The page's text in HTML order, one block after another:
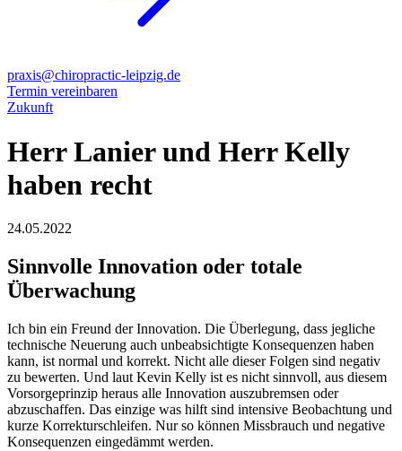
praxis@chiropractic-leipzig.de
Termin vereinbaren
Zukunft
Herr Lanier und Herr Kelly
haben recht
24.05.2022
Sinnvolle Innovation oder totale
Überwachung
Ich bin ein Freund der Innovation. Die Überlegung, dass jegliche
technische Neuerung auch unbeabsichtigte Konsequenzen haben
kann, ist normal und korrekt. Nicht alle dieser Folgen sind negativ
zu bewerten. Und laut Kevin Kelly ist es nicht sinnvoll, aus diesem
Vorsorgeprinzip heraus alle Innovation auszubremsen oder
abzuschaffen. Das einzige was hilft sind intensive Beobachtung und
kurze Korrekturschleifen. Nur so können Missbrauch und negative
Konsequenzen eingedämmt werden.